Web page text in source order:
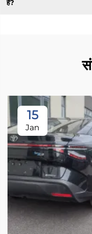
हैं?
15
Jan